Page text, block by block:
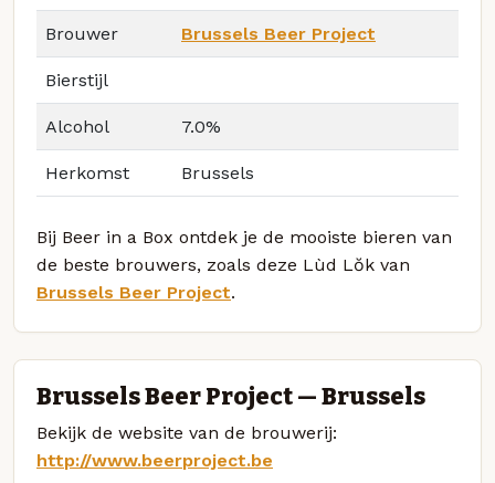
Brouwer Brussels Beer Project
Bierstijl
Alcohol 7.0%
Herkomst Brussels
Bij Beer in a Box ontdek je de mooiste bieren van
de beste brouwers, zoals deze Lùd Lŏk van
Brussels Beer Project.
Brussels Beer Project — Brussels
Bekijk de website van de brouwerij:
http://www.beerproject.be